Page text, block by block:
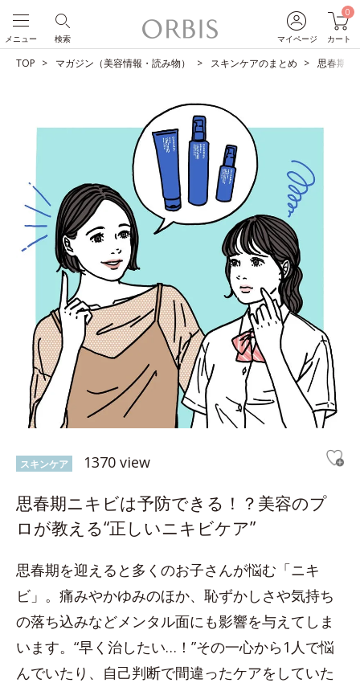
マイページ
0
カート
検索
メニュー
TOP マガジン（美容情報・読み物） スキンケアのまとめ 思春期ニ
スキンケア 1370 view
思春期ニキビは予防できる！？美容のプ
ロが教える“正しいニキビケア”
思春期を迎えると多くのお子さんが悩む「ニキ
ビ」。痛みやかゆみのほか、恥ずかしさや気持ち
の落ち込みなどメンタル面にも影響を与えてしま
います。“早く治したい…！”その一心から1人で悩
んでいたり、自己判断で間違ったケアをしていた